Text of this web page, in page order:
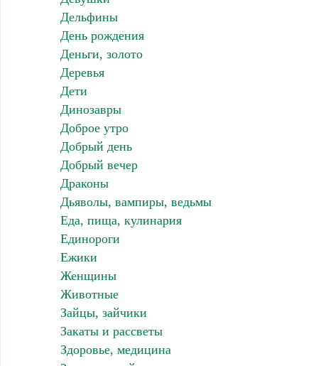
Дельфины
День рождения
Деньги, золото
Деревья
Дети
Динозавры
Доброе утро
Добрый день
Добрый вечер
Драконы
Дьяволы, вампиры, ведьмы
Еда, пища, кулинария
Единороги
Ежики
Женщины
Животные
Зайцы, зайчики
Закаты и рассветы
Здоровье, медицина